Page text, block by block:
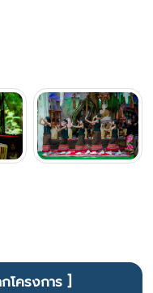
โครงการ ]